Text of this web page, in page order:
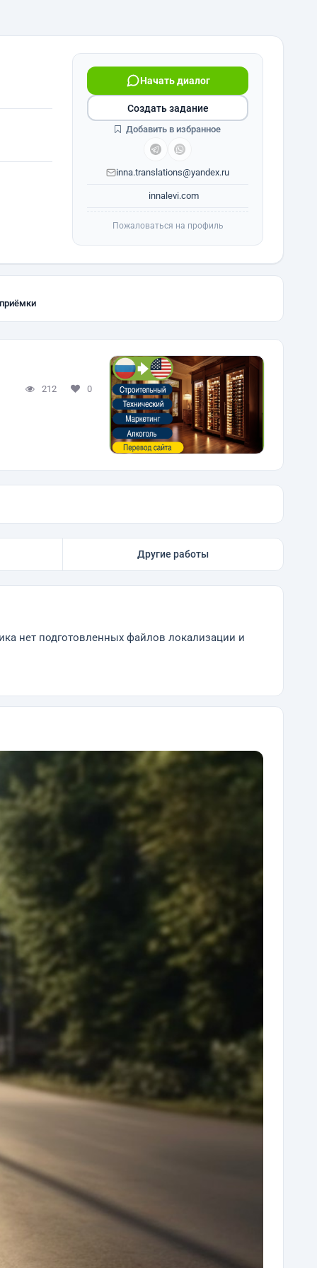
Начать диалог
inna.translations@yandex.ru
innalevi.com
Создать задание
Добавить в избранное
Пожаловаться на профиль
212 0
Другие работы
нет подготовленных файлов локализации и